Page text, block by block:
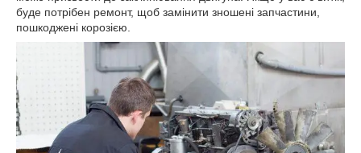
буде потрібен ремонт, щоб замінити зношені запчастини,
пошкоджені корозією.